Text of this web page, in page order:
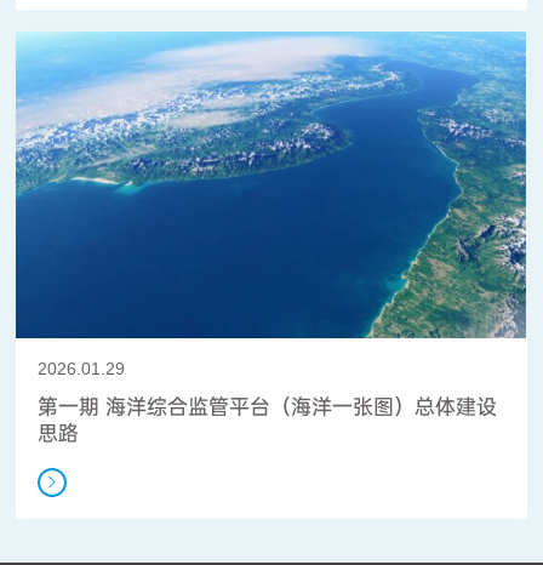
2026.01.29
第一期 海洋综合监管平台（海洋一张图）总体建设
思路